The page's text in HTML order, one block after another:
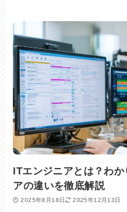
ITエンジニアとは？わ
アの違いを徹底解説
2025年8月18日 2025年12月13日